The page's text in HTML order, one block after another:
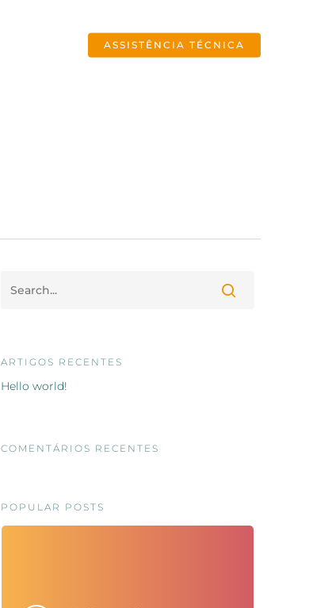
ASSISTÊNCIA TÉCNICA
ARTIGOS RECENTES
Hello world!
COMENTÁRIOS RECENTES
POPULAR POSTS